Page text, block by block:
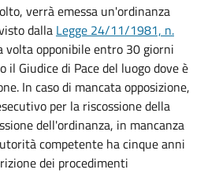
verrà emessa un'ordinanza
dalla Legge 24/11/1981, n.
volta opponibile entro 30 giorni
il Giudice di Pace del luogo dove è
In caso di mancata opposizione,
per la riscossione della
dell'ordinanza, in mancanza
competente ha cinque anni
dei procedimenti